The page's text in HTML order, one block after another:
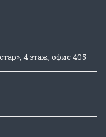
4 этаж, офис 405